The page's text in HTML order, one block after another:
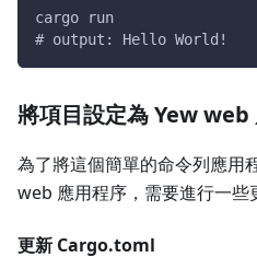
cargo run
# output: Hello World!
將項目設定為 Yew web
為了將這個簡單的命令列應用
web 應用程序，需要進行一些
更新 Cargo.toml